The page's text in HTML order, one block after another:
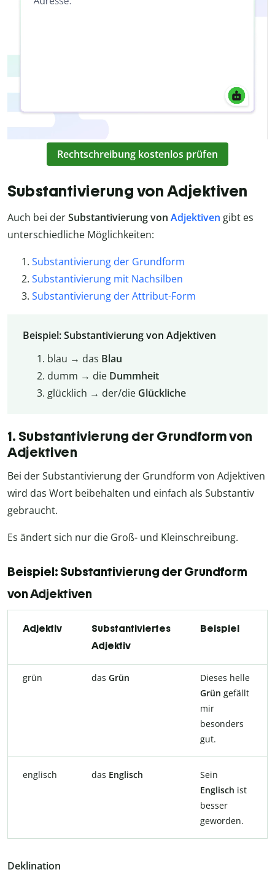
Rechtschreibung kostenlos prüfen
Substantivierung von Adjektiven
Auch bei derSubstantivierung von Adjektiven gibt es
unterschiedliche Möglichkeiten:
Substantivierung der Grundform
Substantivierung mit Nachsilben
Substantivierung der Attribut-Form
Beispiel: Substantivierung von Adjektiven
blau → das Blau
dumm → die Dummheit
glücklich → der/die Glückliche
1. Substantivierung der Grundform von
Adjektiven
Bei der Substantivierung der Grundform von Adjektiven
wird das Wort beibehalten und einfach als Substantiv
gebraucht.
Es ändert sich nur die Groß- und Kleinschreibung.
Beispiel: Substantivierung der Grundform
von Adjektiven
Adjektiv
Substantiviertes
Adjektiv
Beispiel
grün das Grün
Dieses helle
Grün gefällt
mir
besonders
gut.
englisch das Englisch
Sein
Englisch ist
besser
geworden.
Deklination